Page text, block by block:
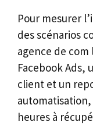
Pour mesurer
des scénarios
agence de com
Facebook Ads,
client et un
heures à